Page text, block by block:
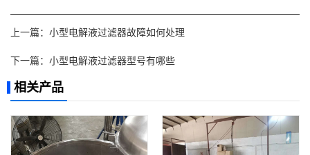
上一篇： 小型电解液过滤器故障如何处理
下一篇： 小型电解液过滤器型号有哪些
相关产品